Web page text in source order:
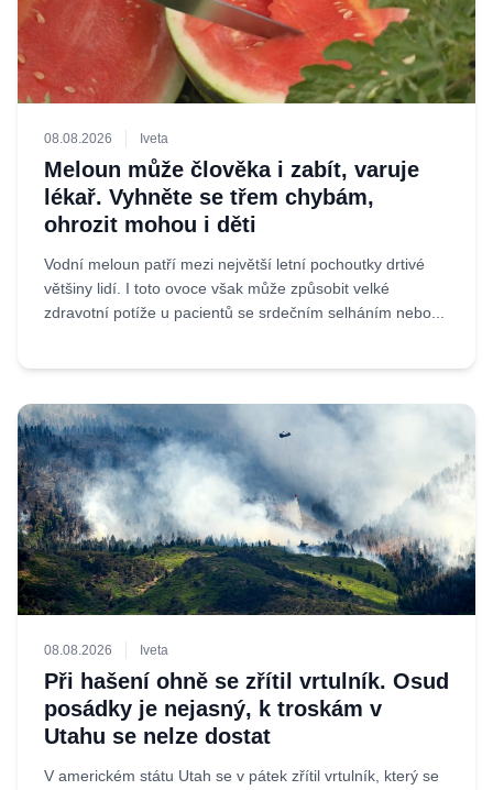
08.08.2026 Iveta
Meloun může člověka i zabít, varuje
lékař. Vyhněte se třem chybám,
ohrozit mohou i děti
Vodní meloun patří mezi největší letní pochoutky drtivé
většiny lidí. I toto ovoce však může způsobit velké
zdravotní potíže u pacientů se srdečním selháním nebo...
08.08.2026 Iveta
Při hašení ohně se zřítil vrtulník. Osud
posádky je nejasný, k troskám v
Utahu se nelze dostat
V americkém státu Utah se v pátek zřítil vrtulník, který se